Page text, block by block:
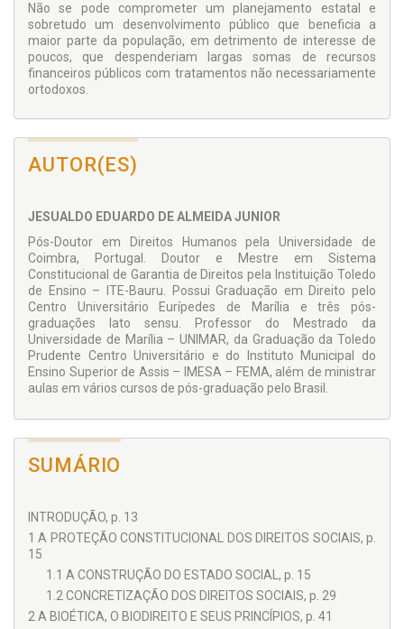
Não se pode comprometer um planejamento estatal e
sobretudo um desenvolvimento público que beneficia a
maior parte da população, em detrimento de interesse de
poucos, que despenderiam largas somas de recursos
financeiros públicos com tratamentos não necessariamente
ortodoxos.
AUTOR(ES)
JESUALDO EDUARDO DE ALMEIDA JUNIOR
Pós-Doutor em Direitos Humanos pela Universidade de
Coimbra, Portugal. Doutor e Mestre em Sistema
Constitucional de Garantia de Direitos pela Instituição Toledo
de Ensino – ITE-Bauru. Possui Graduação em Direito pelo
Centro Universitário Eurípedes de Marília e três pós-
graduações lato sensu. Professor do Mestrado da
Universidade de Marília – UNIMAR, da Graduação da Toledo
Prudente Centro Universitário e do Instituto Municipal do
Ensino Superior de Assis – IMESA – FEMA, além de ministrar
aulas em vários cursos de pós-graduação pelo Brasil.
SUMÁRIO
INTRODUÇÃO, p. 13
1 A PROTEÇÃO CONSTITUCIONAL DOS DIREITOS SOCIAIS, p.
15
1.1 A CONSTRUÇÃO DO ESTADO SOCIAL, p. 15
1.2 CONCRETIZAÇÃO DOS DIREITOS SOCIAIS, p. 29
2 A BIOÉTICA, O BIODIREITO E SEUS PRINCÍPIOS, p. 41